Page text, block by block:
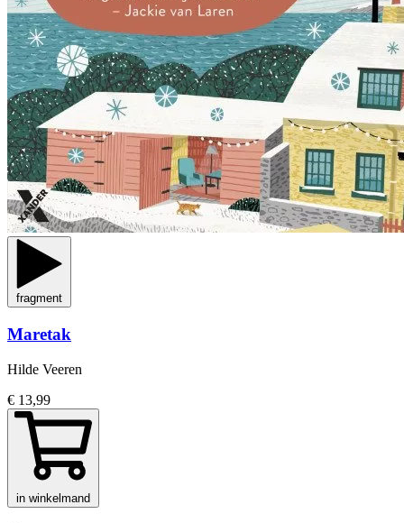
fragment
Maretak
Hilde Veeren
€ 13,99
in winkelmand